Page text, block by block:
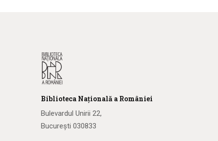
Biblioteca Națională a României
Bulevardul Unirii 22,
București 030833